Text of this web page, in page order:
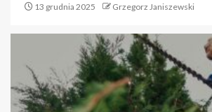
13 grudnia 2025 Grzegorz Janiszewski